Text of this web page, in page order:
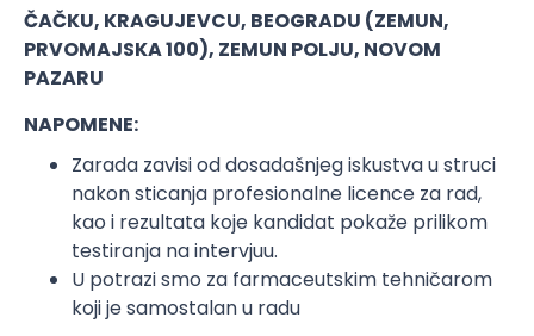
ČAČKU, KRAGUJEVCU, BEOGRADU (ZEMUN,
PRVOMAJSKA 100), ZEMUN POLJU, NOVOM
PAZARU
NAPOMENE:
Zarada zavisi od dosadašnjeg iskustva u struci
nakon sticanja profesionalne licence za rad,
kao i rezultata koje kandidat pokaže prilikom
testiranja na intervjuu.
U potrazi smo za farmaceutskim tehničarom
koji je samostalan u radu